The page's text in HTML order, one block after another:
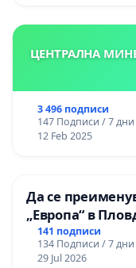
ЦЕНТРАЛНА
3 496 подписи
147 Подписи / 7 дни
12 Feb 2025
Да се
„Европа“ в
141 подписи
134 Подписи / 7 дни
29 Jul 2026